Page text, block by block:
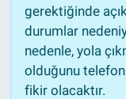
gerektiğinde
durumlar
nedenle, yola
olduğunu telefon
fikir olacaktır.
Bilim,
ASAYİŞ